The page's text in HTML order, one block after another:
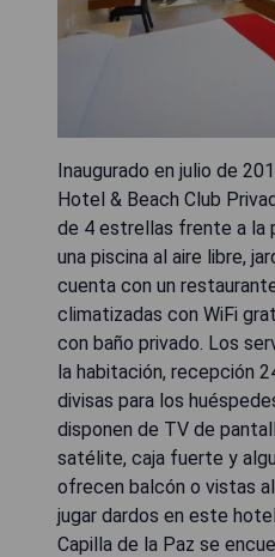
Inaugurado en julio de
Hotel & Beach Club
de 4 estrellas frente a la
una piscina al aire libre,
cuenta con un
climatizadas con WiFi
con baño privado. Los
la habitación, recepción
divisas para los
disponen de TV de
satélite, caja fuerte y
ofrecen balcón o vistas
jugar dardos en este
Capilla de la Paz se